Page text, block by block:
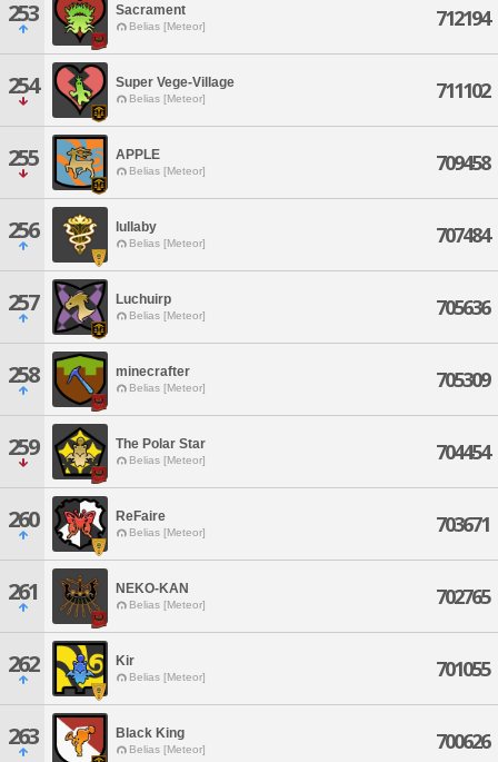
253 Sacrament
Belias [Meteor] 712194
254 Super Vege-Village
Belias [Meteor] 711102
255 APPLE
Belias [Meteor] 709458
256 lullaby
Belias [Meteor] 707484
257 Luchuirp
Belias [Meteor] 705636
258 minecrafter
Belias [Meteor] 705309
259 The Polar Star
Belias [Meteor] 704454
260 ReFaire
Belias [Meteor] 703671
261 NEKO-KAN
Belias [Meteor] 702765
262 Kir
Belias [Meteor] 701055
263 Black King
Belias [Meteor] 700626